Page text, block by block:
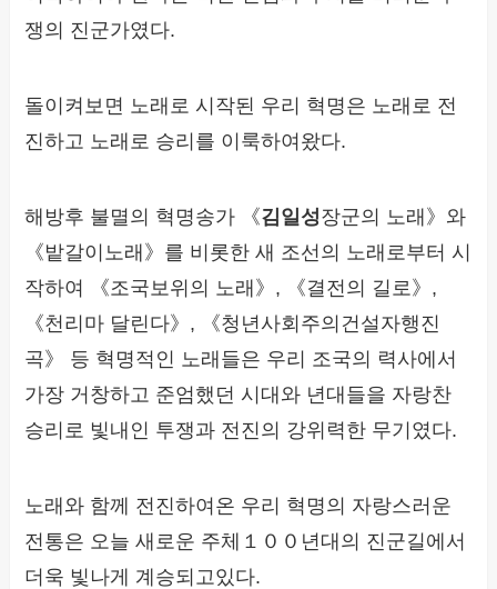
쟁의 진군가였다.
돌이켜보면 노래로 시작된 우리 혁명은 노래로 전
진하고 노래로 승리를 이룩하여왔다.
해방후 불멸의 혁명송가 《김일성장군의 노래》와
《밭갈이노래》를 비롯한 새 조선의 노래로부터 시
작하여 《조국보위의 노래》, 《결전의 길로》,
《천리마 달린다》, 《청년사회주의건설자행진
곡》 등 혁명적인 노래들은 우리 조국의 력사에서
가장 거창하고 준엄했던 시대와 년대들을 자랑찬
승리로 빛내인 투쟁과 전진의 강위력한 무기였다.
노래와 함께 전진하여온 우리 혁명의 자랑스러운
전통은 오늘 새로운 주체１００년대의 진군길에서
더욱 빛나게 계승되고있다.